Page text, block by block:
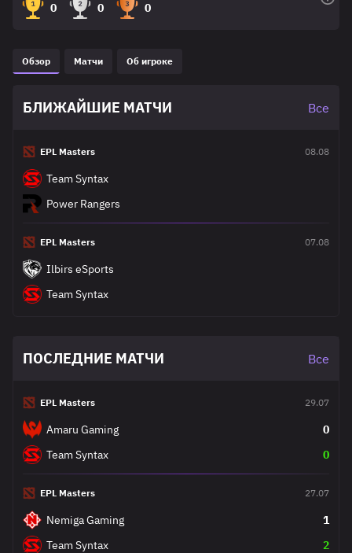
0 0 0
Обзор Матчи Об игроке
БЛИЖАЙШИЕ МАТЧИ Все
EPL Masters 08.08
Team Syntax
Power Rangers
EPL Masters 07.08
Ilbirs eSports
Team Syntax
ПОСЛЕДНИЕ МАТЧИ Все
EPL Masters 29.07
Amaru Gaming
0
Team Syntax
0
EPL Masters 27.07
Nemiga Gaming
1
Team Syntax
2